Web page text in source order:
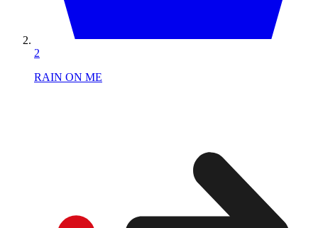
2
RAIN ON ME